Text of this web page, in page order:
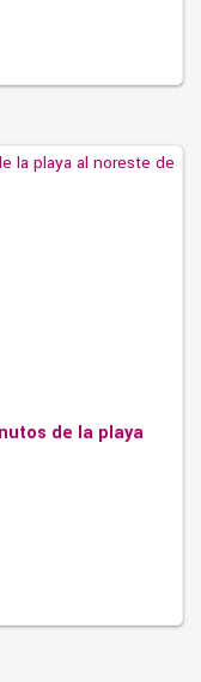
de la playa